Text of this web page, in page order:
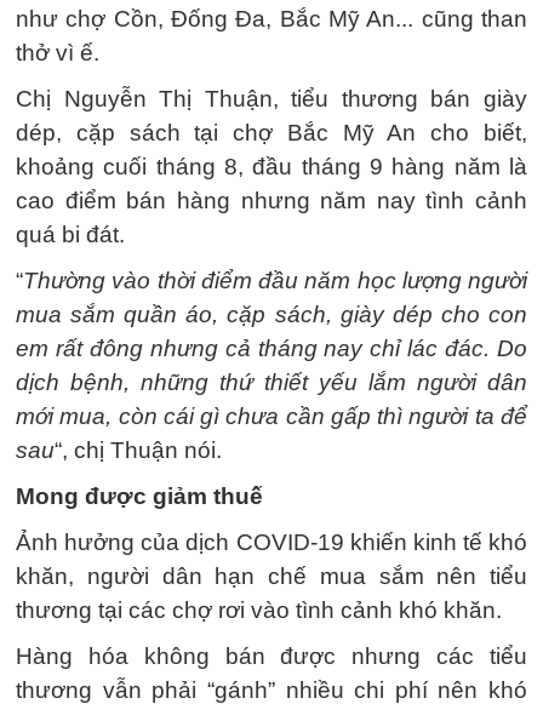
như chợ Cồn, Đống Đa, Bắc Mỹ An... cũng than
thở vì ế.
Chị Nguyễn Thị Thuận, tiểu thương bán giày
dép, cặp sách tại chợ Bắc Mỹ An cho biết,
khoảng cuối tháng 8, đầu tháng 9 hàng năm là
cao điểm bán hàng nhưng năm nay tình cảnh
quá bi đát.
“Thường vào thời điểm đầu năm học lượng người
mua sắm quần áo, cặp sách, giày dép cho con
em rất đông nhưng cả tháng nay chỉ lác đác. Do
dịch bệnh, những thứ thiết yếu lắm người dân
mới mua, còn cái gì chưa cần gấp thì người ta để
sau“, chị Thuận nói.
Mong được giảm thuế
Ảnh hưởng của dịch COVID-19 khiến kinh tế khó
khăn, người dân hạn chế mua sắm nên tiểu
thương tại các chợ rơi vào tình cảnh khó khăn.
Hàng hóa không bán được nhưng các tiểu
thương vẫn phải “gánh” nhiều chi phí nên khó